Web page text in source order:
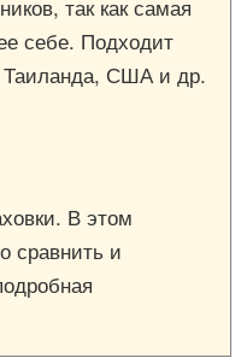
так как самая
себе. Подходит
Таиланда, США и др.
В этом
сравнить и